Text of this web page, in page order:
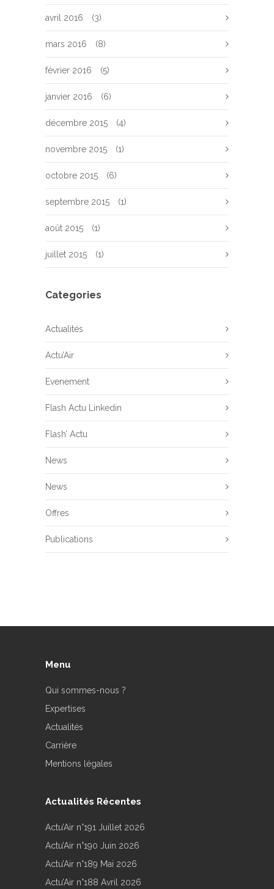
avril 2016 (3)
mars 2016 (8)
février 2016 (5)
janvier 2016 (6)
décembre 2015 (4)
novembre 2015 (1)
octobre 2015 (6)
septembre 2015 (1)
août 2015 (1)
juillet 2015 (1)
Categories
Actualités
Actu’Air
Evenement
Flash Actu Linkedin
Flash’ Actu
News
News
Offres
Publications
Menu
Qui sommes-nous ?
Expertises
Actualités
Carrière
Mentions légales
Actualités Récentes
Actu’Air n°191 Juillet 2026
Actu’Air n°190 Juin 2026
Actu’Air n°189 Mai 2026
Actu’Air n°188 Avril 2026